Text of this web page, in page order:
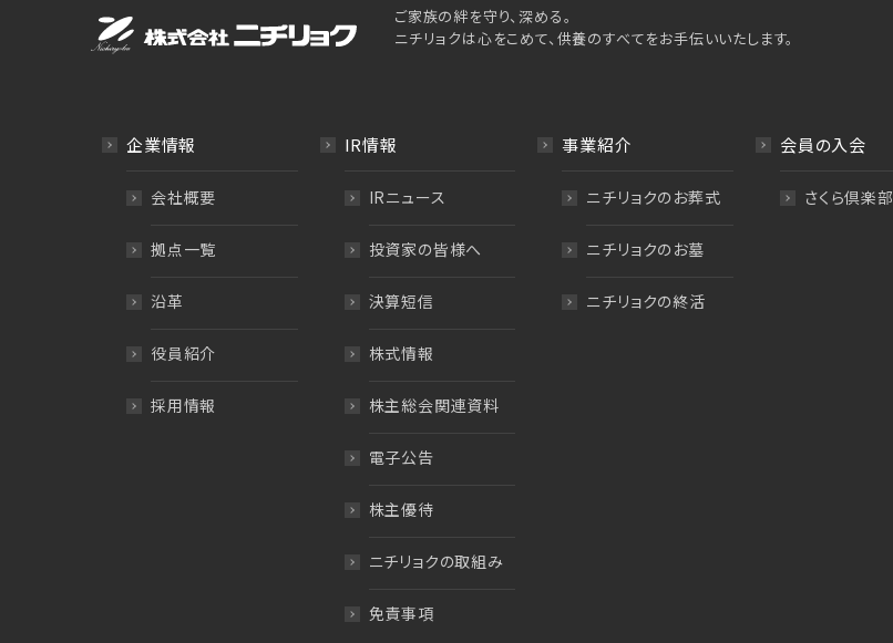
ご家族の絆を守り、深める。
ニチリョクは心をこめて、供養のすべてをお手伝いいたします。
企業情報
会社概要
拠点一覧
沿革
役員紹介
採用情報
IR情報
IRニュース
投資家の皆様へ
決算短信
株式情報
株主総会関連資料
電子公告
株主優待
ニチリョクの取組み
免責事項
事業紹介
ニチリョクのお葬式
ニチリョクのお墓
ニチリョクの終活
会員の入会
さくら倶楽部